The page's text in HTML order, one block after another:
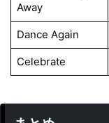
Away
Dance Again
Celebrate